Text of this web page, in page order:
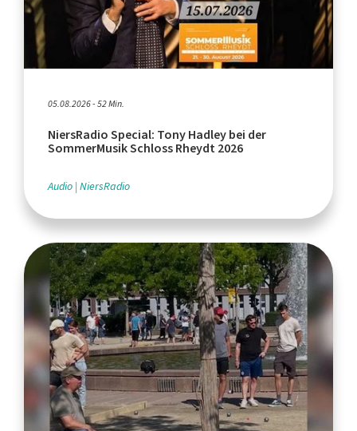
05.08.2026 - 52 Min.
NiersRadio Special: Tony Hadley bei der
SommerMusik Schloss Rheydt 2026
Audio NiersRadio